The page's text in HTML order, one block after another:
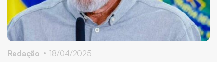
Redação 18/04/2025